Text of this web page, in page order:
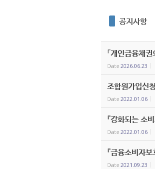
공지사항
「개인금융채
Date 2026.06.23
조합원가입신
Date 2022.01.06
『강화되는 소
Date 2022.01.06
『금융소비자
Date 2021.09.23